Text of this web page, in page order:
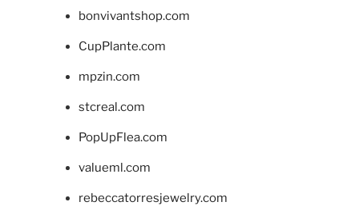
bonvivantshop.com
CupPlante.com
mpzin.com
stcreal.com
PopUpFlea.com
valueml.com
rebeccatorresjewelry.com